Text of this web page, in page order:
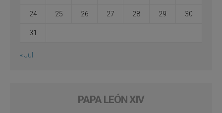
24 25 26 27 28 29 30
31
« Jul
PAPA LEÓN XIV